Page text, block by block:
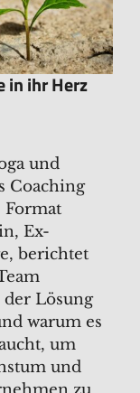
in ihr Herz
und
Coaching
Format
Ex-
berichtet
Lösung
warum es
um
und